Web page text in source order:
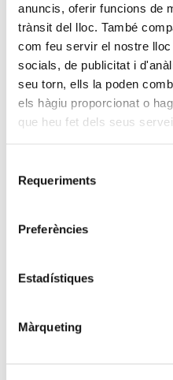
anuncis, oferir funcions de
trànsit del lloc. També
com feu servir el nostre
socials, de publicitat i
seu torn, ells la poden
els hàgiu proporcionat o
que heu fet dels seus
Requeriments
Preferències
Estadístiques
Màrqueting
ANAR A LA NOTÍCIA
CERTIFICACIÓ
DE 2026
El proper 23 de juliol de 2026
relatives al personal tècnic